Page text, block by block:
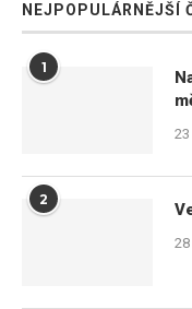
NEJPOPULÁRNĚJŠÍ
1
2